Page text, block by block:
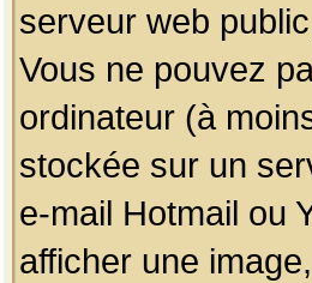
serveur web
Vous ne pouvez
ordinateur (à
stockée sur un
e-mail Hotmail ou
afficher une